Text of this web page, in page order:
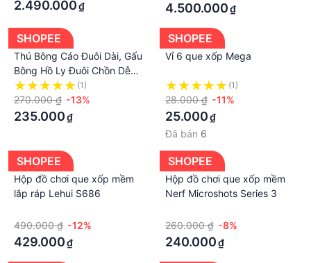
#botandamkichthichvigiac #botandamnhalam
#botandamngucoc #botngotandam
#giaviandamchobe #andamchobe #botgaoandam
#botgaonhalam #botchobeandam
2.490.000₫ 4.500.000₫
SHOPEE
Thú Bông Cáo Đuôi Dài, Gấu
Bông Hồ Ly Đuôi Chồn Dễ
Thương Kích Thước 1m1 1m4
1m6
(1)
270.000 ₫ -13%
235.000₫
SHOPEE
Vỉ 6 que xốp Mega
(1)
28.000 ₫ -11%
25.000₫
Đã bán 6
SHOPEE
Hộp đồ chơi que xốp mềm
lắp ráp Lehui S686
490.000 ₫ -12%
429.000₫
SHOPEE
Hộp đồ chơi que xốp mềm
Nerf Microshots Series 3
260.000 ₫ -8%
240.000₫